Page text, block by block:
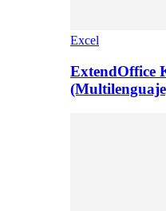
Excel
ExtendOffice